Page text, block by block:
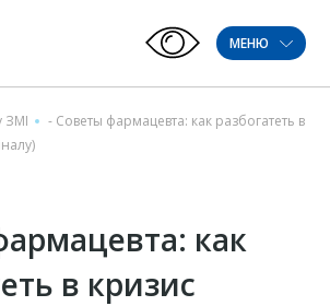
МЕНЮ
ЗМІ - Советы фармацевта: как разбогатеть в
как
в кризис